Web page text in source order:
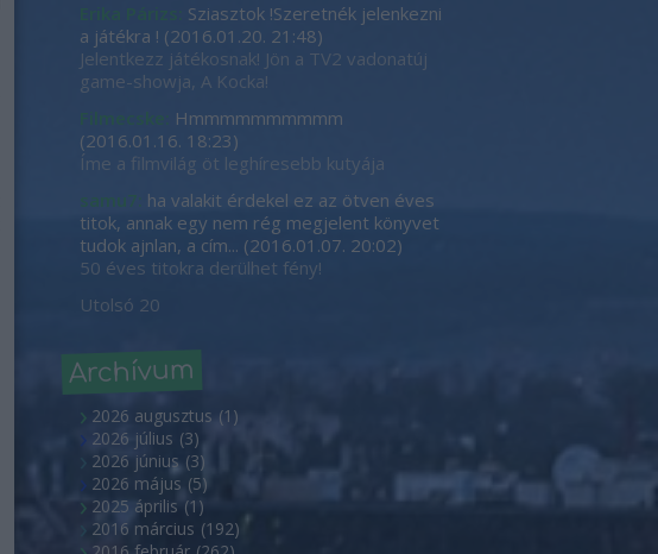
Sziasztok !Szeretnék jelenkezni
a játékra ! (2016.01.20. 21:48)
Jelentkezz játékosnak! Jön a TV2 vadonatúj
game-showja, A Kocka!
Filmecske:
Hmmmmmmmmmm
(2016.01.16. 18:23)
Íme a filmvilág öt leghíresebb kutyája
samu7: ha valakit érdekel ez az ötven éves
titok, annak egy nem rég megjelent könyvet
tudok ajnlan, a cím... (2016.01.07. 20:02)
50 éves titokra derülhet fény!
Utolsó 20
Archívum
2026 augusztus (1 )
2026 július (3)
2026 június (3)
2026 május (5)
2025 április (1 )
2016 március (192)